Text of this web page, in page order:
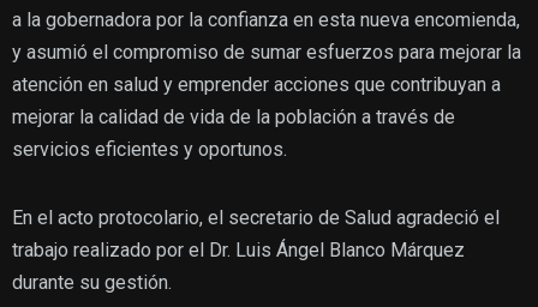
a la gobernadora por la confianza en esta nueva encomienda,
y asumió el compromiso de sumar esfuerzos para mejorar la
atención en salud y emprender acciones que contribuyan a
mejorar la calidad de vida de la población a través de
servicios eficientes y oportunos.
En el acto protocolario, el secretario de Salud agradeció el
trabajo realizado por el Dr. Luis Ángel Blanco Márquez
durante su gestión.